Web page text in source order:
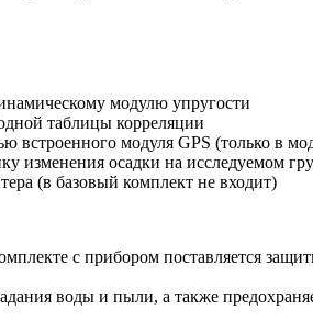
модулю упругости
таблицы корреляции
встроенного модуля GPS (только в
изменения осадки на исследуемом
(в базовый комплект не входит)
с прибором поставляется
воды и пыли, а также